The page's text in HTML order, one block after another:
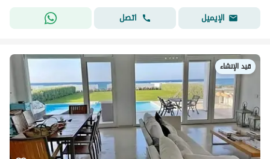
الإيميل
اتصل
قيد الإنشاء